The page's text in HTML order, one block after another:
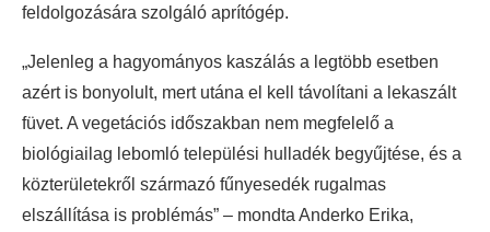
feldolgozására szolgáló aprítógép.
„Jelenleg a hagyományos kaszálás a legtöbb esetben
azért is bonyolult, mert utána el kell távolítani a lekaszált
füvet. A vegetációs időszakban nem megfelelő a
biológiailag lebomló települési hulladék begyűjtése, és a
közterületekről származó fűnyesedék rugalmas
elszállítása is problémás” – mondta Anderko Erika,